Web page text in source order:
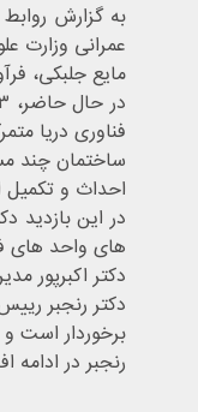
به گزارش
عمرانی وزارت
مایع جلبکی،
‌فناوری دریا متمرکز هستند .این پارک
احداث و تکمیل است. این پروژه تاکنون به ۸۰ درصد
در این بازدید
های واحد های
دکتر اکبرپور
دکتر رنجبر
برخوردار است
رنجبر در